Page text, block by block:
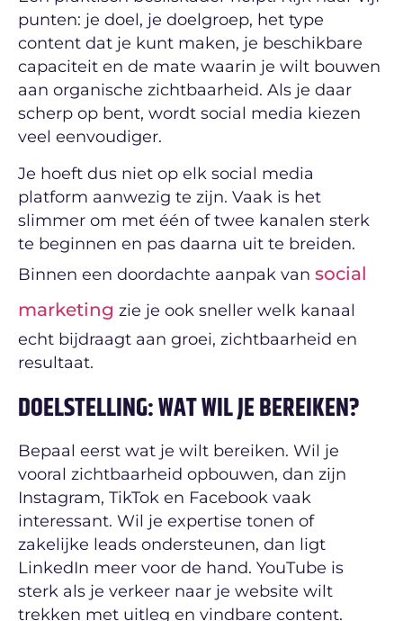
punten: je doel, je doelgroep, het type
content dat je kunt maken, je beschikbare
capaciteit en de mate waarin je wilt bouwen
aan organische zichtbaarheid. Als je daar
scherp op bent, wordt social media kiezen
veel eenvoudiger.
Je hoeft dus niet op elk social media
platform aanwezig te zijn. Vaak is het
slimmer om met één of twee kanalen sterk
te beginnen en pas daarna uit te breiden.
Binnen een doordachte aanpak van social
marketing zie je ook sneller welk kanaal
echt bijdraagt aan groei, zichtbaarheid en
resultaat.
DOELSTELLING: WAT WIL JE BEREIKEN?
Bepaal eerst wat je wilt bereiken. Wil je
vooral zichtbaarheid opbouwen, dan zijn
Instagram, TikTok en Facebook vaak
interessant. Wil je expertise tonen of
zakelijke leads ondersteunen, dan ligt
LinkedIn meer voor de hand. YouTube is
sterk als je verkeer naar je website wilt
trekken met uitleg en vindbare content.